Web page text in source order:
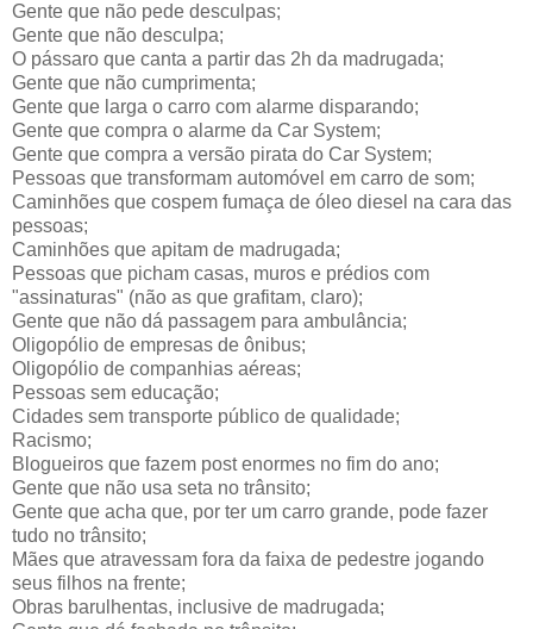
Gente que não pede desculpas;
Gente que não desculpa;
O pássaro que canta a partir das 2h da madrugada;
Gente que não cumprimenta;
Gente que larga o carro com alarme disparando;
Gente que compra o alarme da Car System;
Gente que compra a versão pirata do Car System;
Pessoas que transformam automóvel em carro de som;
Caminhões que cospem fumaça de óleo diesel na cara das
pessoas;
Caminhões que apitam de madrugada;
Pessoas que picham casas, muros e prédios com
"assinaturas" (não as que grafitam, claro);
Gente que não dá passagem para ambulância;
Oligopólio de empresas de ônibus;
Oligopólio de companhias aéreas;
Pessoas sem educação;
Cidades sem transporte público de qualidade;
Racismo;
Blogueiros que fazem post enormes no fim do ano;
Gente que não usa seta no trânsito;
Gente que acha que, por ter um carro grande, pode fazer
tudo no trânsito;
Mães que atravessam fora da faixa de pedestre jogando
seus filhos na frente;
Obras barulhentas, inclusive de madrugada;